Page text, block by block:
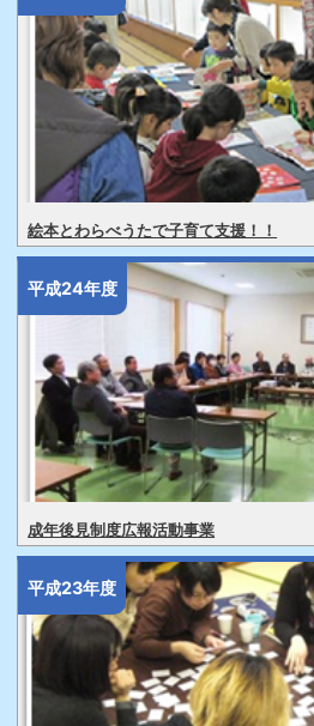
絵本とわらべうたで子育て支援！！
平成24年度
成年後見制度広報活動事業
平成23年度